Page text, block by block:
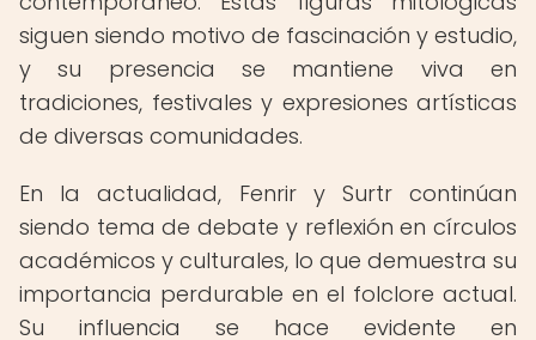
siguen siendo motivo de fascinación y estudio,
y su presencia se mantiene viva en
tradiciones, festivales y expresiones artísticas
de diversas comunidades.
En la actualidad, Fenrir y Surtr continúan
siendo tema de debate y reflexión en círculos
académicos y culturales, lo que demuestra su
importancia perdurable en el folclore actual.
Su influencia se hace evidente en